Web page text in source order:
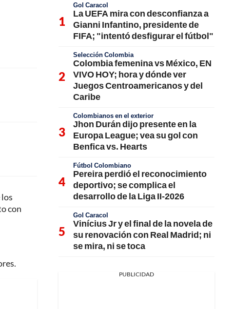
con
Gol Caracol
La UEFA mira con desconfianza a
Gianni Infantino, presidente de
FIFA; "intentó desfigurar el fútbol"
Selección Colombia
Colombia femenina vs México, EN
VIVO HOY; hora y dónde ver
Juegos Centroamericanos y del
Caribe
Colombianos en el exterior
Jhon Durán dijo presente en la
Europa League; vea su gol con
Benfica vs. Hearts
Fútbol Colombiano
Pereira perdió el reconocimiento
deportivo; se complica el
desarrollo de la Liga II-2026
Gol Caracol
Vinícius Jr y el final de la novela de
su renovación con Real Madrid; ni
se mira, ni se toca
PUBLICIDAD